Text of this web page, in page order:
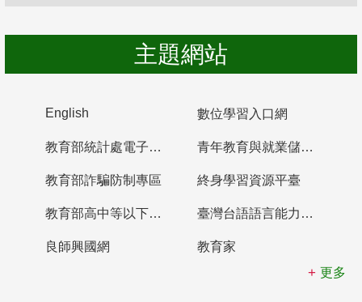
主題網站
English 數位學習入口網
教育部統計處電子書櫃 青年教育與就業儲蓄帳戶
教育部詐騙防制專區 終身學習資源平臺
教育部高中等以下學校及幼兒園教師資格檢定考試 臺灣台語語言能力認證網站
良師興國網
教育家
更多